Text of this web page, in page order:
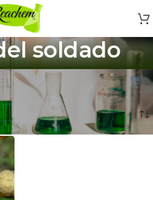
soldado
“hierba del soldado”